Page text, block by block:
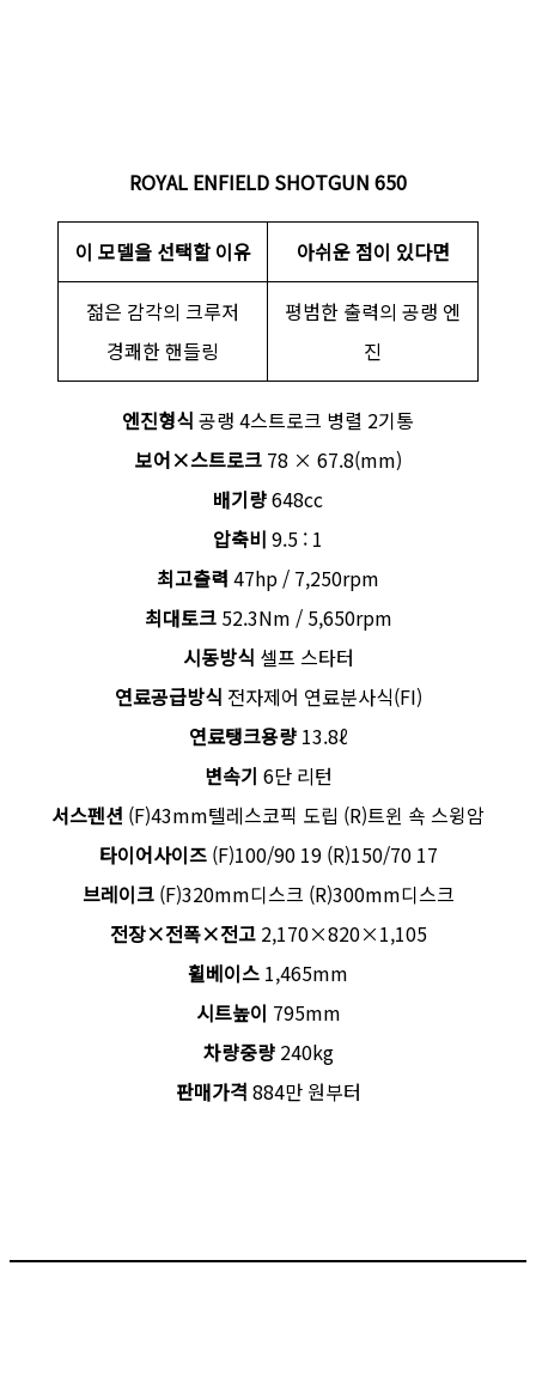
ROYAL ENFIELD SHOTGUN 650
이 모델을 선택할 이유 아쉬운 점이 있다면
젊은 감각의 크루저
경쾌한 핸들링
평범한 출력의 공랭 엔
진
엔진형식 공랭 4스트로크 병렬 2기통
보어×스트로크78 × 67.8(mm)
배기량648cc
압축비 9.5 : 1
최고출력 47hp / 7,250rpm
최대토크 52.3Nm / 5,650rpm
시동방식 셀프 스타터
연료공급방식 전자제어 연료분사식(FI)
연료탱크용량 13.8ℓ
변속기 6단 리턴
서스펜션 (F)43mm텔레스코픽 도립 (R)트윈 쇽 스윙암
타이어사이즈 (F)100/90 19 (R)150/70 17
브레이크 (F)320mm디스크 (R)300mm디스크
전장×전폭×전고2,170×820×1,105
휠베이스 1,465mm
시트높이 795mm
차량중량 240kg
판매가격 884만 원부터